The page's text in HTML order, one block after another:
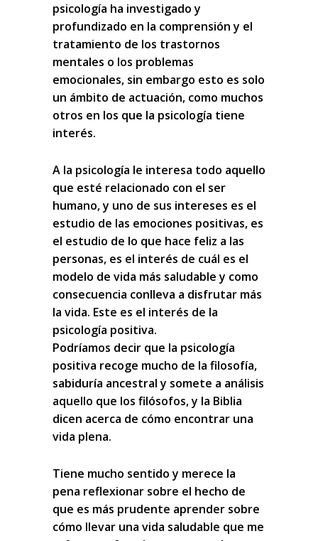
psicología ha investigado y
profundizado en la comprensión y el
tratamiento de los trastornos
mentales o los problemas
emocionales, sin embargo esto es solo
un ámbito de actuación, como muchos
otros en los que la psicología tiene
interés.
A la psicología le interesa todo aquello
que esté relacionado con el ser
humano, y uno de sus intereses es el
estudio de las emociones positivas, es
el estudio de lo que hace feliz a las
personas, es el interés de cuál es el
modelo de vida más saludable y como
consecuencia conlleva a disfrutar más
la vida. Este es el interés de la
psicología positiva.
Podríamos decir que la psicología
positiva recoge mucho de la filosofía,
sabiduría ancestral y somete a análisis
aquello que los filósofos, y la Biblia
dicen acerca de cómo encontrar una
vida plena.
Tiene mucho sentido y merece la
pena reflexionar sobre el hecho de
que es más prudente aprender sobre
cómo llevar una vida saludable que me